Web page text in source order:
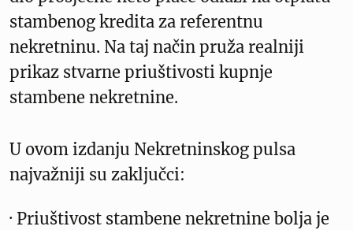
stambenog kredita za referentnu
nekretninu. Na taj način pruža realniji
prikaz stvarne priuštivosti kupnje
stambene nekretnine.
U ovom izdanju Nekretninskog pulsa
najvažniji su zaključci:
· Priuštivost stambene nekretnine bolja je